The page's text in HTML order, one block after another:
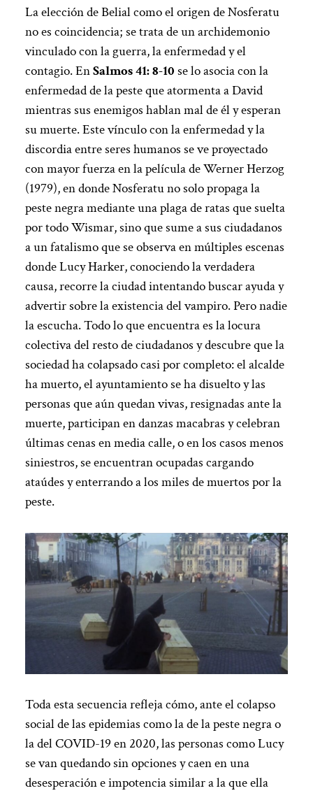
La elección de Belial como el origen de Nosferatu
no es coincidencia; se trata de un archidemonio
vinculado con la guerra, la enfermedad y el
contagio. EnSalmos 41: 8-10 se lo asocia con la
enfermedad de la peste que atormenta a David
mientras sus enemigos hablan mal de él y esperan
su muerte. Este vínculo con la enfermedad y la
discordia entre seres humanos se ve proyectado
con mayor fuerza en la película de Werner Herzog
(1979), en donde Nosferatu no solo propaga la
peste negra mediante una plaga de ratas que suelta
por todo Wismar, sino que sume a sus ciudadanos
a un fatalismo que se observa en múltiples escenas
donde Lucy Harker, conociendo la verdadera
causa, recorre la ciudad intentando buscar ayuda y
advertir sobre la existencia del vampiro. Pero nadie
la escucha. Todo lo que encuentra es la locura
colectiva del resto de ciudadanos y descubre que la
sociedad ha colapsado casi por completo: el alcalde
ha muerto, el ayuntamiento se ha disuelto y las
personas que aún quedan vivas, resignadas ante la
muerte, participan en danzas macabras y celebran
últimas cenas en media calle, o en los casos menos
siniestros, se encuentran ocupadas cargando
ataúdes y enterrando a los miles de muertos por la
peste.
Toda esta secuencia refleja cómo, ante el colapso
social de las epidemias como la de la peste negra o
la del COVID-19 en 2020, las personas como Lucy
se van quedando sin opciones y caen en una
desesperación e impotencia similar a la que ella